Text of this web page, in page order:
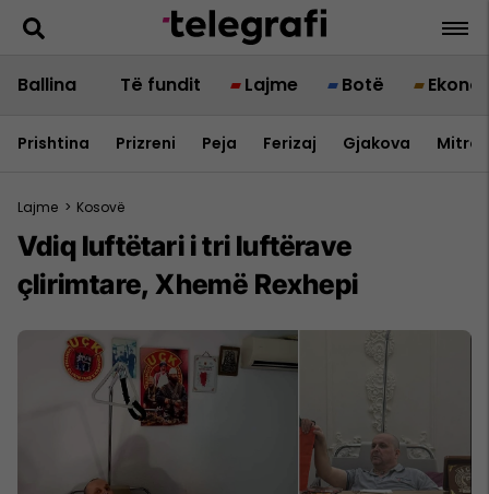
Ballina Të fundit Lajme Botë
Prishtina Prizreni Peja Ferizaj Gjakova
Lajme > Kosovë
Vdiq luftëtari i tri luftërave
çlirimtare, Xhemë Rexhepi